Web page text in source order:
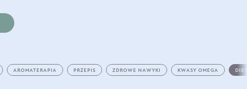
AROMATERAPIA PRZEPIS ZDROWE NAWYKI KWASY OMEGA